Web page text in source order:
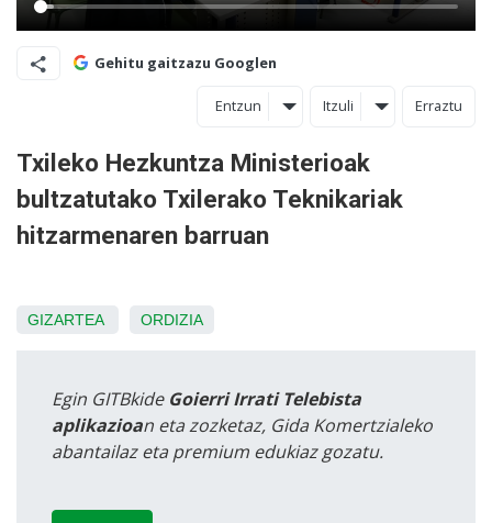
Gehitu gaitzazu Googlen
Entzun Itzuli Erraztu
Txileko Hezkuntza Ministerioak
bultzatutako Txilerako Teknikariak
hitzarmenaren barruan
GIZARTEA ORDIZIA
Egin GITBkide Goierri Irrati Telebista
aplikazioan eta zozketaz, Gida Komertzialeko
abantailaz eta premium edukiaz gozatu.